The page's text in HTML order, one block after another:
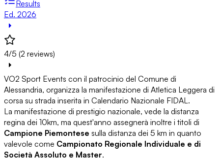
Results
Ed. 2026
4/5 (2 reviews)
VO2 Sport Events con il patrocinio del Comune di
Alessandria, organizza la manifestazione di Atletica Leggera di
corsa su strada inserita in Calendario Nazionale FIDAL.
La manifestazione di prestigio nazionale, vede la distanza
regina dei 10km, ma quest'anno assegnerà inoltre i titoli di
Campione Piemontese sulla distanza dei 5 km in quanto
valevole come Campionato Regionale Individuale e di
Società Assoluto e Master.